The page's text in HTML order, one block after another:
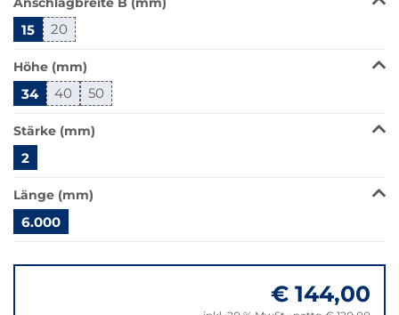
der
Filter
auf
die
beste
Alternative
in
der
gewünschten
Variante.
15 20
Höhe (mm)
34 40 50
Stärke (mm)
2
Länge (mm)
6.000
zu
€ 144,00